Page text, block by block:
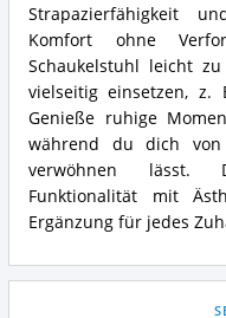
Strapazierfähigkeit
Komfort ohne
Schaukelstuhl leicht
vielseitig einsetzen, z.
Genieße ruhige
während du dich von
verwöhnen lässt.
Funktionalität mit
Ergänzung für jedes